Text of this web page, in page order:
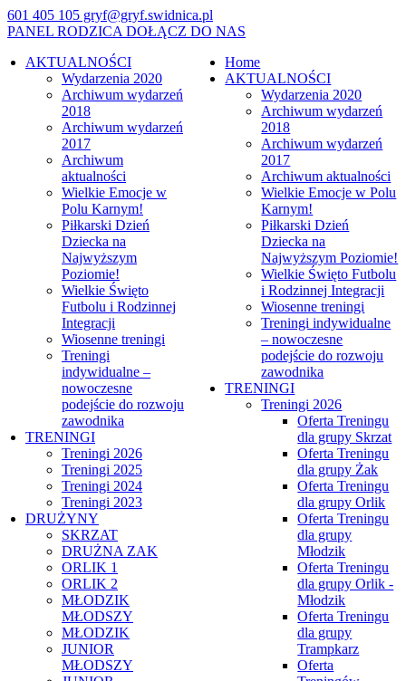
601 405 105 gryf@gryf.swidnica.pl
PANEL RODZICA DOŁĄCZ DO NAS
AKTUALNOŚCI
Wydarzenia 2020
Archiwum wydarzeń
2018
Archiwum wydarzeń
2017
Archiwum
aktualności
Wielkie Emocje w
Polu Karnym!
Piłkarski Dzień
Dziecka na
Najwyższym
Poziomie!
Wielkie Święto
Futbolu i Rodzinnej
Integracji
Wiosenne treningi
Treningi
indywidualne –
nowoczesne
podejście do rozwoju
zawodnika
TRENINGI
Treningi 2026
Treningi 2025
Treningi 2024
Treningi 2023
DRUŻYNY
SKRZAT
DRUŻNA ZAK
ORLIK 1
ORLIK 2
MŁODZIK
MŁODSZY
MŁODZIK
JUNIOR
MŁODSZY
Home
AKTUALNOŚCI
Wydarzenia 2020
Archiwum wydarzeń
2018
Archiwum wydarzeń
2017
Archiwum aktualności
Wielkie Emocje w Polu
Karnym!
Piłkarski Dzień
Dziecka na
Najwyższym Poziomie!
Wielkie Święto Futbolu
i Rodzinnej Integracji
Wiosenne treningi
Treningi indywidualne
– nowoczesne
podejście do rozwoju
zawodnika
TRENINGI
Treningi 2026
Oferta Treningu
dla grupy Skrzat
Oferta Treningu
dla grupy Żak
Oferta Treningu
dla grupy Orlik
Oferta Treningu
dla grupy
Młodzik
Oferta Treningu
dla grupy Orlik -
Młodzik
Oferta Treningu
dla grupy
Trampkarz
Oferta